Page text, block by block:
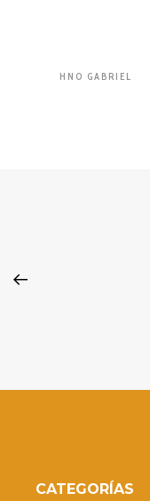
HNO GABRIEL
CATEGORÍAS